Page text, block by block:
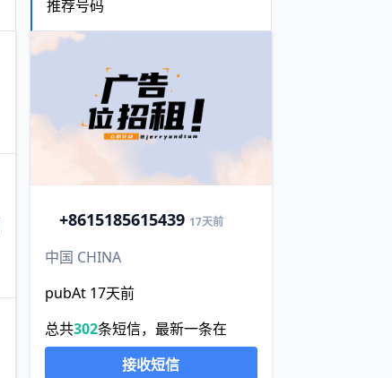
推荐号码
+8615185615439 17天前
中国 CHINA
pubAt 17天前
总共302条短信，最新一条在
接收短信